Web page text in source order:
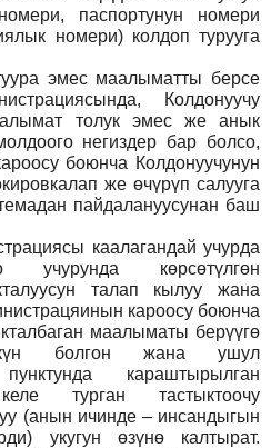
паспортунун номери
номери) колдоп турууга
эмес маалыматты берсе
Колдонуучу
толук эмес же анык
негиздер бар болсо,
боюнча Колдонуучунун
же өчүрүп салууга
пайдалануусунан баш
каалагандай учурда
учурунда көрсөтүлгөн
талап кылуу жана
кароосу боюнча
маалыматы берүүгө
болгон жана ушул
караштырылган
турган тастыктоочу
(анын ичинде – инсандыгын
укугун өзүнө калтырат.